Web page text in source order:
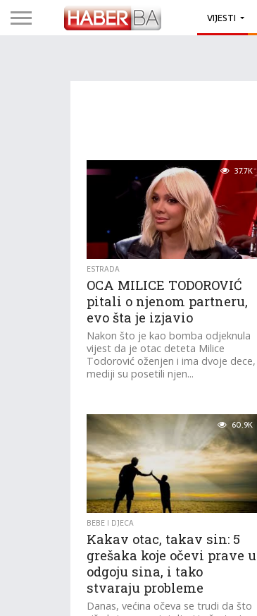
VIJESTI
37.7K
ESTRADA
OCA MILICE TODOROVIĆ
pitali o njenom partneru,
evo šta je izjavio
Nakon što je kao bomba odjeknula
vijest da je otac deteta Milice
Todorović oženjen i ima dvoje dece,
mediji su posetili njen...
60.9K
BEBE I DJECA
Kakav otac, takav sin: 5
grešaka koje očevi prave u
odgoju sina, i tako
stvaraju probleme
Danas, većina očeva se trudi da što